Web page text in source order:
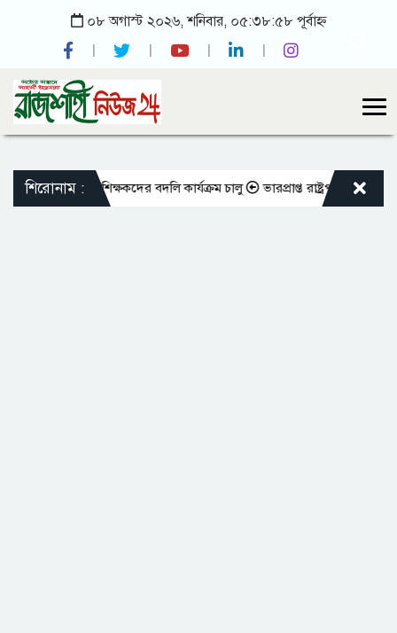
০৮ অগাস্ট ২০২৬, শনিবার, ০৫:৩৮:৫৮ পূর্বাহ্ন
শিরোনাম :শিক্ষকদের বদলি কার্যক্রম চালু ভারপ্রাপ্ত রাষ্ট্রপতিকে শুভেচ্ছা